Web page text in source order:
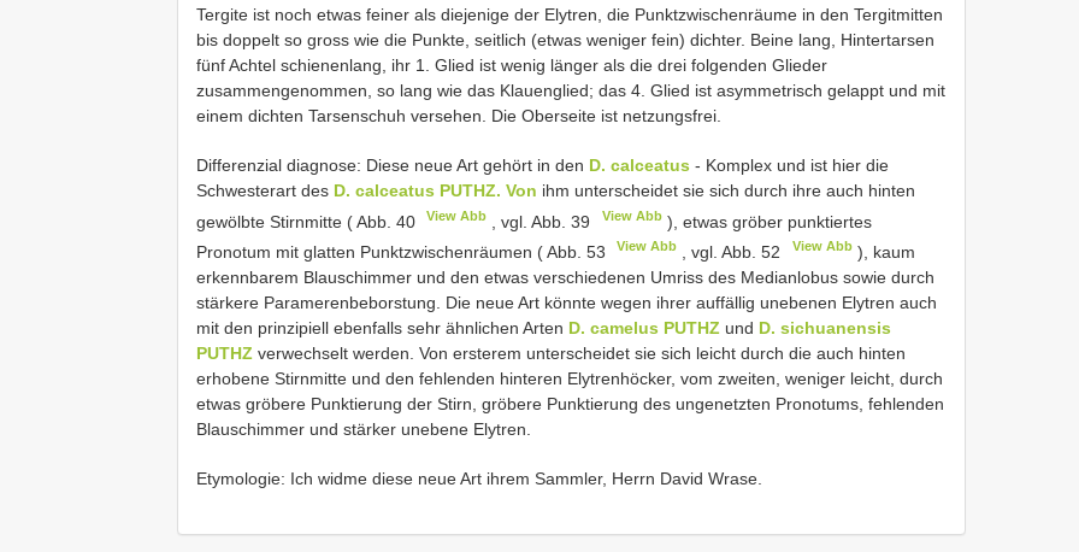
Tergite ist noch etwas feiner als diejenige der Elytren, die Punktzwischenräume in den Tergitmitten
bis doppelt so gross wie die Punkte, seitlich (etwas weniger fein) dichter. Beine lang, Hintertarsen
fünf Achtel schienenlang, ihr 1. Glied ist wenig länger als die drei folgenden Glieder
zusammengenommen, so lang wie das Klauenglied; das 4. Glied ist asymmetrisch gelappt und mit
einem dichten Tarsenschuh versehen. Die Oberseite ist netzungsfrei.
Differenzial diagnose: Diese neue Art gehört in den D. calceatus - Komplex und ist hier die
Schwesterart des D. calceatus PUTHZ. Von ihm unterscheidet sie sich durch ihre auch hinten
gewölbte Stirnmitte ( Abb. 40
View Abb , vgl. Abb. 39 View Abb), etwas gröber punktiertes
Pronotum mit glatten Punktzwischenräumen ( Abb. 53
View Abb , vgl. Abb. 52 View Abb), kaum
erkennbarem Blauschimmer und den etwas verschiedenen Umriss des Medianlobus sowie durch
stärkere Paramerenbeborstung. Die neue Art könnte wegen ihrer auffällig unebenen Elytren auch
mit den prinzipiell ebenfalls sehr ähnlichen Arten D. camelus PUTHZ und D. sichuanensis
PUTHZ verwechselt werden. Von ersterem unterscheidet sie sich leicht durch die auch hinten
erhobene Stirnmitte und den fehlenden hinteren Elytrenhöcker, vom zweiten, weniger leicht, durch
etwas gröbere Punktierung der Stirn, gröbere Punktierung des ungenetzten Pronotums, fehlenden
Blauschimmer und stärker unebene Elytren.
Etymologie: Ich widme diese neue Art ihrem Sammler, Herrn David Wrase.